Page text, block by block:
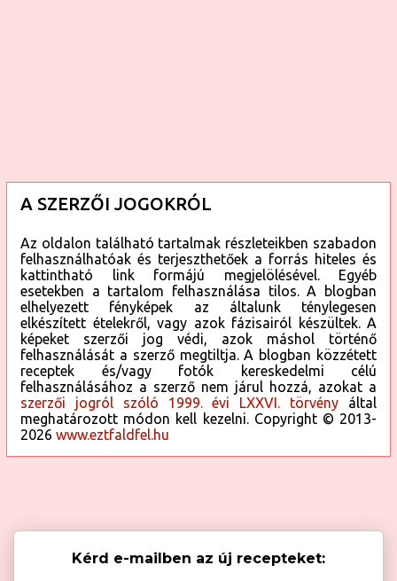
A SZERZŐI JOGOKRÓL
Az oldalon található tartalmak részleteikben szabadon
felhasználhatóak és terjeszthetőek a forrás hiteles és
kattintható link formájú megjelölésével. Egyéb
esetekben a tartalom felhasználása tilos. A blogban
elhelyezett fényképek az általunk ténylegesen
elkészített ételekről, vagy azok fázisairól készültek. A
képeket szerzői jog védi, azok máshol történő
felhasználását a szerző megtiltja. A blogban közzétett
receptek és/vagy fotók kereskedelmi célú
felhasználásához a szerző nem járul hozzá, azokat a
szerzői jogról szóló 1999. évi LXXVI. törvény által
meghatározott módon kell kezelni. Copyright © 2013-
2026 www.eztfaldfel.hu
Kérd e-mailben az új recepteket: